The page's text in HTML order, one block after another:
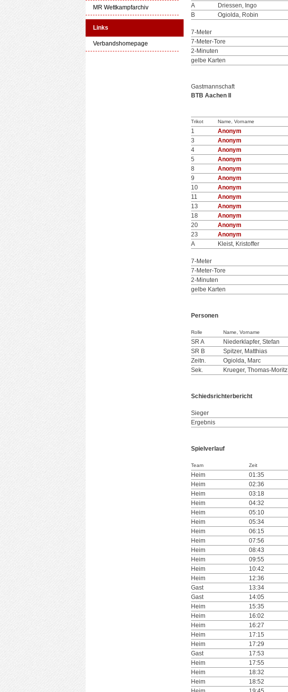
MR Wettkampfarchiv
Links
Verbandshomepage
A
Driessen, Ingo
B
Ogiolda, Robin
7-Meter
7-Meter-Tore
2-Minuten
gelbe Karten
Gastmannschaft
BTB Aachen II
Trikot
Name, Vorname
1 Anonym
3
Anonym
4
Anonym
5
Anonym
8
Anonym
9
Anonym
10
Anonym
11
Anonym
13
Anonym
18
Anonym
20
Anonym
23
Anonym
A
Kleist, Kristoffer
7-Meter
7-Meter-Tore
2-Minuten
gelbe Karten
Personen
Rolle Name, Vorname
SR A Niederklapfer, Stefan
SR B
Spitzer, Matthias
Zeitn.
Ogiolda, Marc
Sek.
Krueger, Thomas-Moritz
Schiedsrichterbericht
Sieger
Ergebnis
Spielverlauf
Team Zeit
Heim 01:35
Heim
02:36
Heim
03:18
Heim
04:32
Heim
05:10
Heim
05:34
Heim
06:15
Heim
07:56
Heim
08:43
Heim
09:55
Heim
10:42
Heim
12:36
Gast
13:34
Gast
14:05
Heim
15:35
Heim
16:02
Heim
16:27
Heim
17:15
Heim
17:29
Gast
17:53
Heim
17:55
Heim
18:32
Heim
18:52